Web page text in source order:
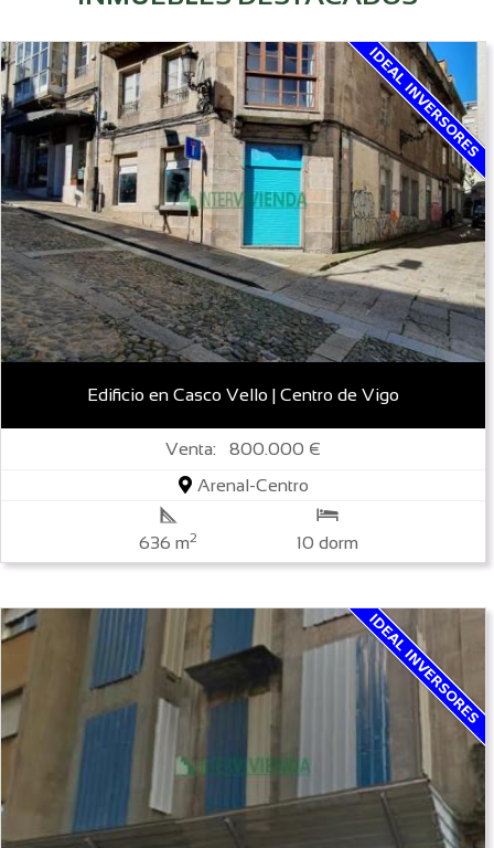
Edificio en Casco Vello | Centro de Vigo
Venta: 800.000 €
Arenal-Centro
636 m2 10 dorm